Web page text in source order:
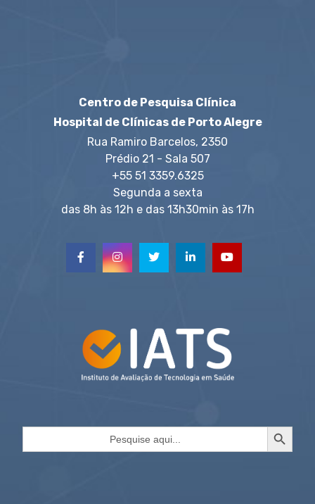
Centro de Pesquisa Clínica
Hospital de Clínicas de Porto Alegre
Rua Ramiro Barcelos, 2350
Prédio 21 - Sala 507
+55 51 3359.6325
Segunda a sexta
das 8h às 12h e das 13h30min às 17h
Search
Search Button